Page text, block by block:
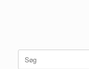
Søg
efter: